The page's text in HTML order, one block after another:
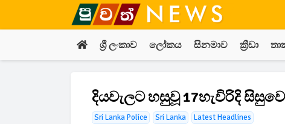
ශ්‍රී ලංකාව ලෝකය සිනමාව ක්‍රීඩා
දියවැලට හසුවූ 17හැවිරිදි
Sri Lanka Police Sri Lanka Latest Headlines